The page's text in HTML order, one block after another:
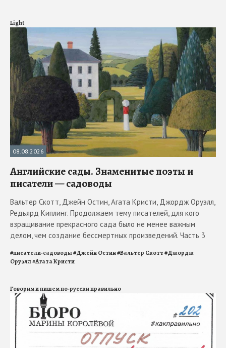
Light
08.08.2026
Английские сады. Знаменитые поэты и
писатели — садоводы
Вальтер Скотт, Джейн Остин, Агата Кристи, Джордж Оруэлл,
Редьярд Киплинг. Продолжаем тему писателей, для кого
взращивание прекрасного сада было не менее важным
делом, чем создание бессмертных произведений. Часть 3
#писатели-садоводы#Джейн Остин#Вальтер Скотт#Джордж
Оруэлл#Агата Кристи
Говорим и пишем по-русски правильно